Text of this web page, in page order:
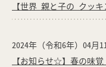
【世界 親と子の クッ
2024年（令和6年）04月
【お知らせ☆】春の味